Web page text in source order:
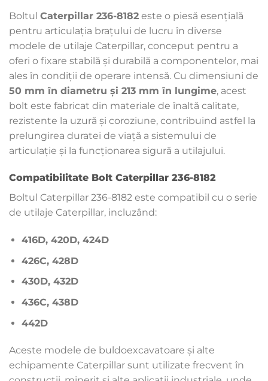
Boltul Caterpillar 236-8182 este o piesă esențială
pentru articulația brațului de lucru în diverse
modele de utilaje Caterpillar, conceput pentru a
oferi o fixare stabilă și durabilă a componentelor, mai
ales în condiții de operare intensă. Cu dimensiuni de
50 mm în diametru și 213 mm în lungime, acest
bolt este fabricat din materiale de înaltă calitate,
rezistente la uzură și coroziune, contribuind astfel la
prelungirea duratei de viață a sistemului de
articulație și la funcționarea sigură a utilajului.
Compatibilitate Bolt Caterpillar 236-8182
Boltul Caterpillar 236-8182 este compatibil cu o serie
de utilaje Caterpillar, incluzând:
416D, 420D, 424D
426C, 428D
430D, 432D
436C, 438D
442D
Aceste modele de buldoexcavatoare și alte
echipamente Caterpillar sunt utilizate frecvent în